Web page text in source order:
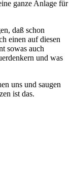
ganze Anlage für
daß schon
einen auf diesen
sowas auch
und was
uns und saugen
ist das.